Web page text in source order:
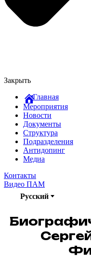
Закрыть
Главная
Мероприятия
Новости
Документы
Структура
Подразделения
Антидопинг
Медиа
Контакты
Видео ПАМ
Русский